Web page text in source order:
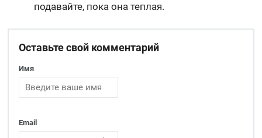
подавайте, пока она теплая.
Оставьте свой комментарий
Имя
Email